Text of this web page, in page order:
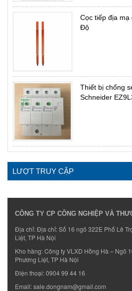
Cọc tiếp địa mạ
Độ
Thiết bị chống
Schneider
LƯỢT TRUY CẬP
CÔNG TY CP CÔNG NGHIỆP VÀ
Địa chỉ: Địa chỉ: Số 16 ngõ 322E Phố Lê
Liệt, TP Hà Nội
Kho hàng: Công ty VLXD Hồng Hà – Ngõ
Phương Liệt, TP Hà Nội
Điện thoại:0904 99 44 16
Email:sale.dongnam@gmail.com